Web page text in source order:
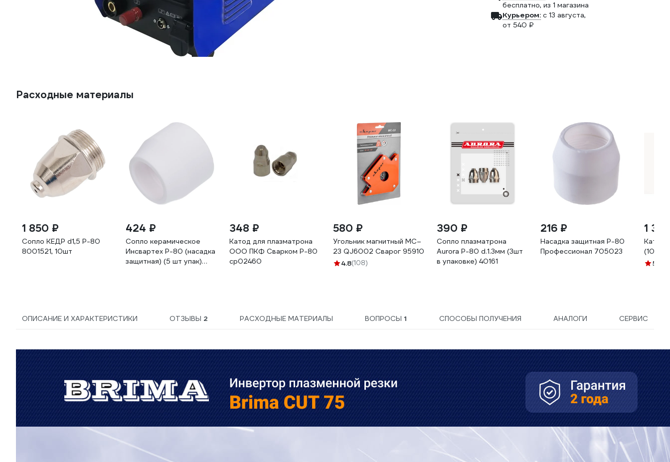
бесплатно, из 1 магазина
Курьером: c 13 августа,
от 540 ₽
Расходные материалы
1 850 ₽
Сопло КЕДР d1,5 P-80
8001521, 10шт
424 ₽
Сопло керамическое
Инсвартех Р-80 (насадка
защитная) (5 шт упак)
348 ₽
Катод для плазматрона
ООО ПКФ Сварком Р-80
cр02460
580 ₽
Угольник магнитный МС–
23 QJ6002 Сварог 95910
4.8(108)
390 ₽
Сопло плазматрона
Aurora P-80 d.1.3мм (3шт
в упаковке) 40161
216 ₽
Насадка защитная P-80
Профессионал 705023
1
Катод
(10 шт
5
ОПИСАНИЕ И ХАРАКТЕРИСТИКИ ОТЗЫВЫ 2 РАСХОДНЫЕ МАТЕРИАЛЫ ВОПРОСЫ 1 СПОСОБЫ ПОЛУЧЕНИЯ АНАЛОГИ СЕРВИС